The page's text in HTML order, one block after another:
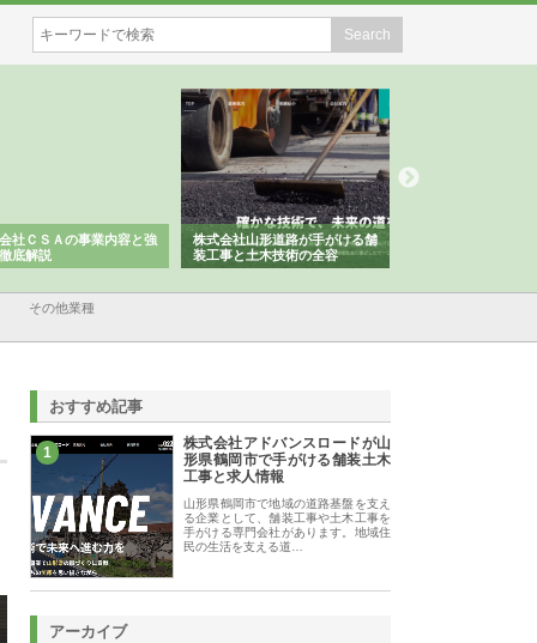
社ＣＳＡの事業内容と強
底解説
株式会社山形道路が手がける舗
装工事と土木技術の全容
その他業種
おすすめ記事
1
株式会社アドバンスロードが山
形県鶴岡市で手がける舗装土木
工事と求人情報
山形県鶴岡市で地域の道路基盤を支え
る企業として、舗装工事や土木工事を
手がける専門会社があります。地域住
民の生活を支える道…
アーカイブ